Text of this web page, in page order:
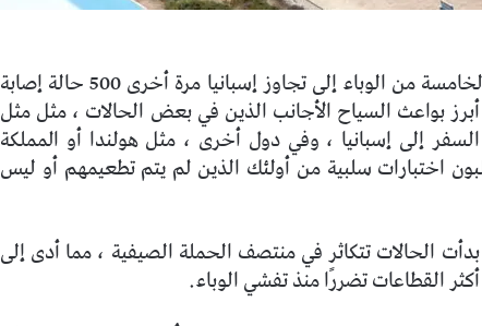
أدى ارتفاع الإصابات فيما سمي بالفعل بالموجة الخامسة من الوباء إلى تجاوز إسبانيا مرة أخرى 500 حالة إصابة
أبرز بواعث السياح الأجانب الذين في بعض الحالات ، مثل مثل
إلى إسبانيا ، وفي دول أخرى ، مثل هولندا أو المملكة
اختبارات سلبية من أولئك الذين لم يتم تطعيمهم أو ليس
الحالات تتكاثر في منتصف الحملة الصيفية ، مما أدى إلى
القطاعات تضررًا منذ تفشي الوباء.